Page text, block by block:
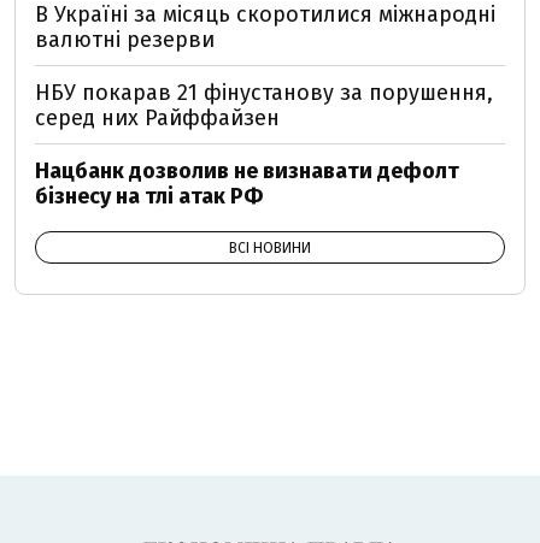
В Україні за місяць скоротилися міжнародні
валютні резерви
НБУ покарав 21 фінустанову за порушення,
серед них Райффайзен
Нацбанк дозволив не визнавати дефолт
бізнесу на тлі атак РФ
ВСІ НОВИНИ